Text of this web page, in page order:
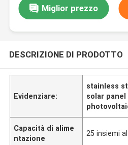
Miglior prezzo
DESCRIZIONE DI PRODOTTO
Evidenziare:
stainless
solar
Capacità di alime
ntazione
25 insiemi